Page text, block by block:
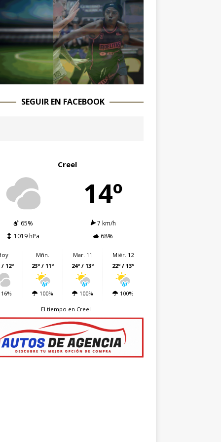
SEGUIR EN FACEBOOK
Creel
14º
65%
7 km/h
1019 hPa
68%
/ 12º
16%
Mñn.
23º / 11º
100%
Mar. 11
24º / 13º
100%
Miér. 12
22º / 13º
100%
El tiempo en Creel